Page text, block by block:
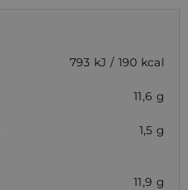
793 kJ / 190 kcal
11,6 g
1,5 g
11,9 g